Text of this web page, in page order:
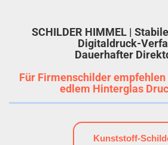
SCHILDER HIMMEL |
Digitaldruck-
Dauerhafter
Für Firmenschilder
edlem Hinterglas
Kunststoff-